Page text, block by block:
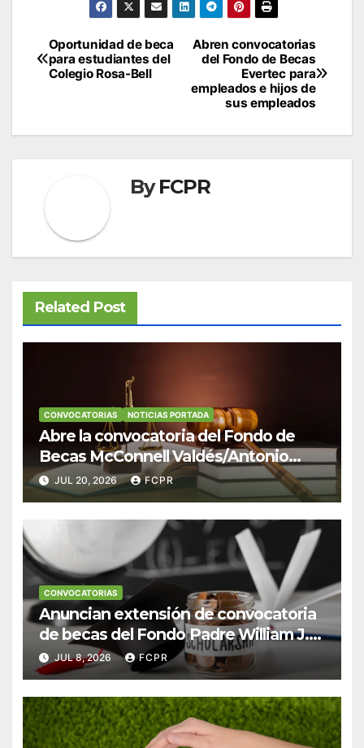
Navegación
de
Abren convocatorias
del Fondo de Becas
Evertec para
empleados e hijos de
sus empleados
Oportunidad de beca
para estudiantes del
Colegio Rosa-Bell
ByFCPR
Related Post
CONVOCATORIAS NOTICIAS PORTADA
Abre la convocatoria del Fondo de
Becas McConnell Valdés/Antonio
Escudero Viera para estudiantes de
Derecho en Puerto Rico
JUL 20, 2026 FCPR
CONVOCATORIAS
Anuncian extensión de convocatoria
de becas del Fondo Padre William J.
Hendricks, SJ para estudiantes del
Colegio San Ignacio
JUL 8, 2026 FCPR